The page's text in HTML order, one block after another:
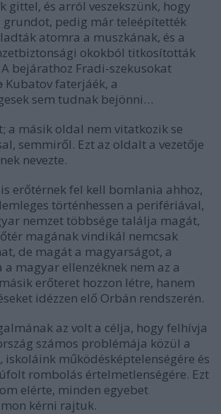
gittel, és arról veszekszünk, hogy
grundot, pedig már teleépítették
atomra a muszkának, és a
okokból titkosították
A bejárathoz Fradi-szekusokat
Kubatov faterjáék, a
sem tudnak bejönni…
a másik oldal nem vitatkozik se
semmiről. Ezt az oldalt a vezetője
nevezte.
erőtérnek fel kell bomlania ahhoz,
történhessen a perifériával,
nemzet többsége találja magát,
magának vindikál nemcsak
de magát a magyarságot, a
a magyar ellenzéknek nem az a
erőteret hozzon létre, hanem
idézzen elő Orbán rendszerén.
az volt a célja, hogy felhívja
számos problémája közül a
iskoláink működésképtelenségére és
rombolás értelmetlenségére. Ezt
elérte, minden egyebet
kérni rajtuk.